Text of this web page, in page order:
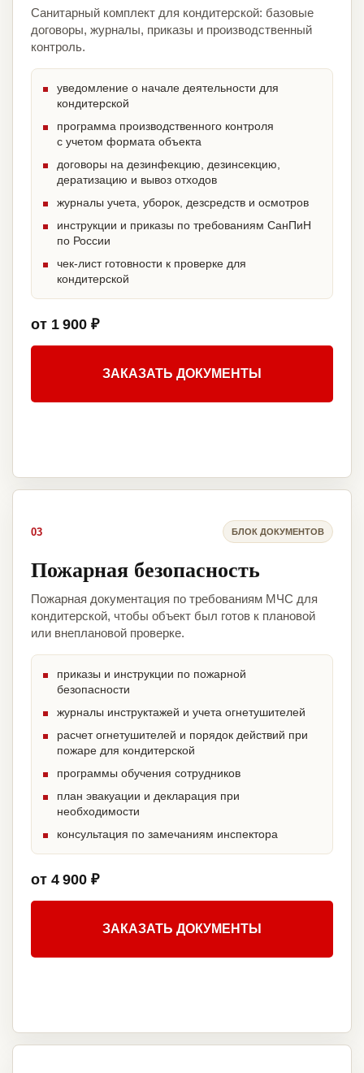
Санитарный комплект для кондитерской: базовые
договоры, журналы, приказы и производственный
контроль.
уведомление о начале деятельности для
кондитерской
программа производственного контроля
с учетом формата объекта
договоры на дезинфекцию, дезинсекцию,
дератизацию и вывоз отходов
журналы учета, уборок, дезсредств и осмотров
инструкции и приказы по требованиям СанПиН
по России
чек-лист готовности к проверке для
кондитерской
от 1 900 ₽
ЗАКАЗАТЬ ДОКУМЕНТЫ
03 БЛОК ДОКУМЕНТОВ
Пожарная безопасность
Пожарная документация по требованиям МЧС для
кондитерской, чтобы объект был готов к плановой
или внеплановой проверке.
приказы и инструкции по пожарной
безопасности
журналы инструктажей и учета огнетушителей
расчет огнетушителей и порядок действий при
пожаре для кондитерской
программы обучения сотрудников
план эвакуации и декларация при
необходимости
консультация по замечаниям инспектора
от 4 900 ₽
ЗАКАЗАТЬ ДОКУМЕНТЫ